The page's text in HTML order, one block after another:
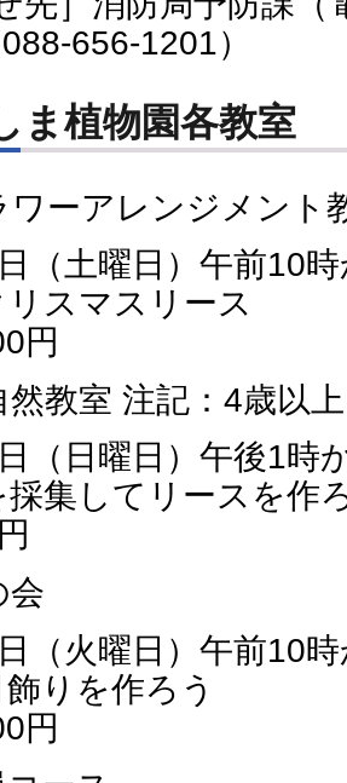
656-1201）
植物園各教室
ワーアレンジメント
（土曜日）午前10
スマスリース
円
教室 注記：4歳以上
（日曜日）午後1時
採集してリースを作
会
（火曜日）午前10
りを作ろう
円